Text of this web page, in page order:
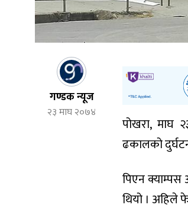
गण्डक न्यूज
२३ माघ २०७४
पोखरा, माघ
ढकालको
पिएन क्याम्पस
थियो । अहिले